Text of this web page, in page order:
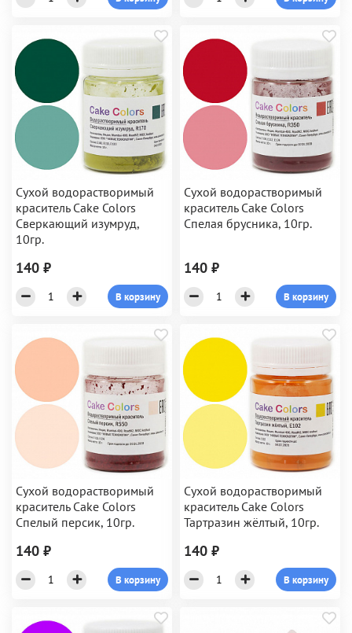
Сухой водорастворимый
краситель Cake Colors
Сверкающий изумруд,
10гр.
140 ₽
В корзину
Сухой водорастворимый
краситель Cake Colors
Спелая брусника, 10гр.
140 ₽
В корзину
Сухой водорастворимый
краситель Cake Colors
Спелый персик, 10гр.
140 ₽
В корзину
Сухой водорастворимый
краситель Cake Colors
Тартразин жёлтый, 10гр.
140 ₽
В корзину